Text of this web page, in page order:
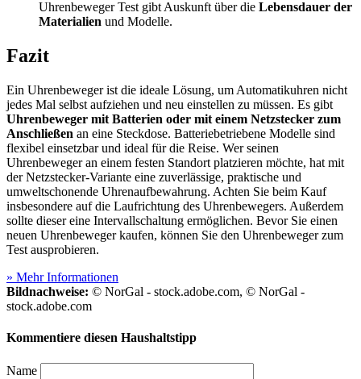
Uhrenbeweger Test gibt Auskunft über die Lebensdauer der
Materialien und Modelle.
Fazit
Ein Uhrenbeweger ist die ideale Lösung, um Automatikuhren nicht
jedes Mal selbst aufziehen und neu einstellen zu müssen. Es gibt
Uhrenbeweger mit Batterien oder mit einem Netzstecker zum
Anschließen an eine Steckdose. Batteriebetriebene Modelle sind
flexibel einsetzbar und ideal für die Reise. Wer seinen
Uhrenbeweger an einem festen Standort platzieren möchte, hat mit
der Netzstecker-Variante eine zuverlässige, praktische und
umweltschonende Uhrenaufbewahrung. Achten Sie beim Kauf
insbesondere auf die Laufrichtung des Uhrenbewegers. Außerdem
sollte dieser eine Intervallschaltung ermöglichen. Bevor Sie einen
neuen Uhrenbeweger kaufen, können Sie den Uhrenbeweger zum
Test ausprobieren.
» Mehr Informationen
Bildnachweise: © NorGal - stock.adobe.com, © NorGal -
stock.adobe.com
Kommentiere diesen Haushaltstipp
Name